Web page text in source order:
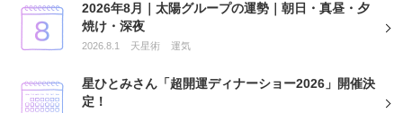
2026年8月｜太陽グループの運勢｜朝日・真昼・夕
焼け・深夜
2026.8.1 天星術 運気
星ひとみさん「超開運ディナーショー2026」開催決
定！